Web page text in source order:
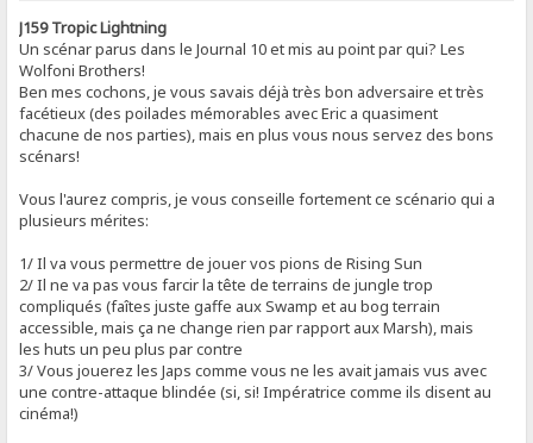
J159 Tropic Lightning
Un scénar parus dans le Journal 10 et mis au point par qui? Les
Wolfoni Brothers!
Ben mes cochons, je vous savais déjà très bon adversaire et très
facétieux (des poilades mémorables avec Eric a quasiment
chacune de nos parties), mais en plus vous nous servez des bons
scénars!
Vous l'aurez compris, je vous conseille fortement ce scénario qui a
plusieurs mérites:
1/ Il va vous permettre de jouer vos pions de Rising Sun
2/ Il ne va pas vous farcir la tête de terrains de jungle trop
compliqués (faîtes juste gaffe aux Swamp et au bog terrain
accessible, mais ça ne change rien par rapport aux Marsh), mais
les huts un peu plus par contre
3/ Vous jouerez les Japs comme vous ne les avait jamais vus avec
une contre-attaque blindée (si, si! Impératrice comme ils disent au
cinéma!)